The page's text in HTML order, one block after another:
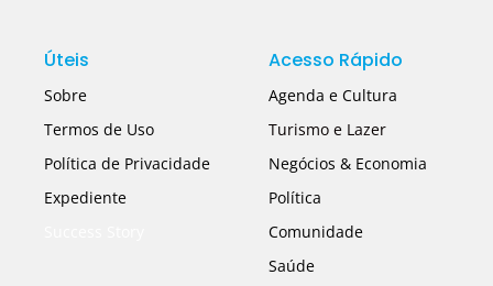
Úteis
Sobre
Termos de Uso
Política de Privacidade
Expediente
Acesso Rápido
Agenda e Cultura
Turismo e Lazer
Negócios & Economia
Política
Comunidade
Saúde